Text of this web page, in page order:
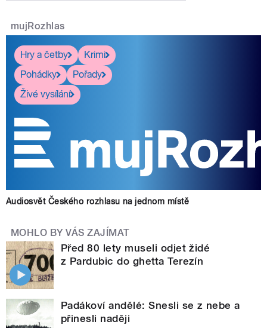
mujRozhlas
Hry a četby
Krimi
Pohádky
Pořady
Živé vysílání
Audiosvět Českého rozhlasu na jednom místě
MOHLO BY VÁS ZAJÍMAT
Před 80 lety museli odjet židé
z Pardubic do ghetta Terezín
Padákoví andělé: Snesli se z nebe a
přinesli naději